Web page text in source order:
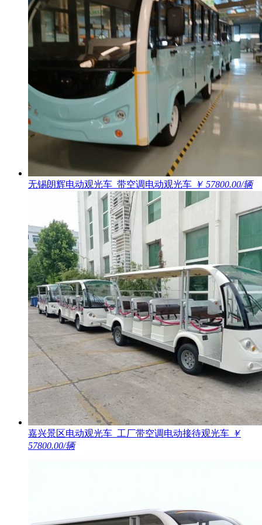
无锡朗辉电动观光车_带空调电动观光车 ￥ 57800.00/辆
嘉兴景区电动观光车_工厂带空调电动接待观光车 ￥
57800.00/辆